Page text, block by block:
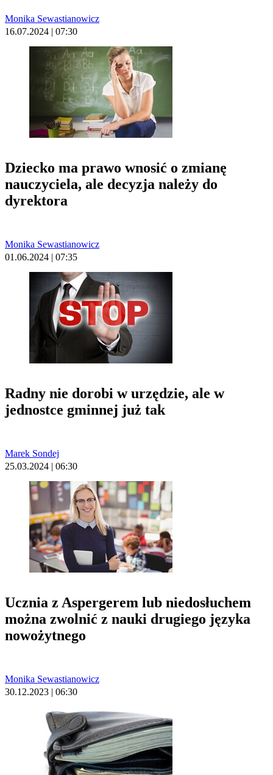
Monika Sewastianowicz
16.07.2024 | 07:30
Dziecko ma prawo wnosić o zmianę
nauczyciela, ale decyzja należy do
dyrektora
Monika Sewastianowicz
01.06.2024 | 07:35
Radny nie dorobi w urzędzie, ale w
jednostce gminnej już tak
Marek Sondej
25.03.2024 | 06:30
Ucznia z Aspergerem lub niedosłuchem
można zwolnić z nauki drugiego języka
nowożytnego
Monika Sewastianowicz
30.12.2023 | 06:30